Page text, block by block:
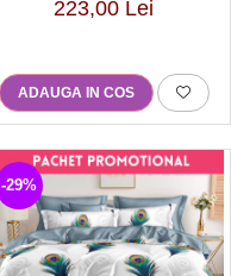
223,00 Lei
ADAUGA IN COS
-29%